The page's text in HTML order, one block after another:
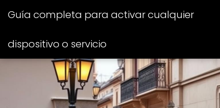
Guía completa para activar cualquier
dispositivo o servicio